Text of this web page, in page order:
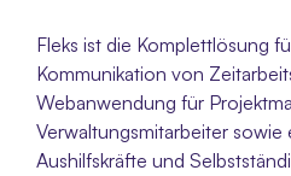
Fleks ist die Komplettlösung
Kommunikation von
Webanwendung für
Verwaltungsmitarbeiter
Aushilfskräfte und